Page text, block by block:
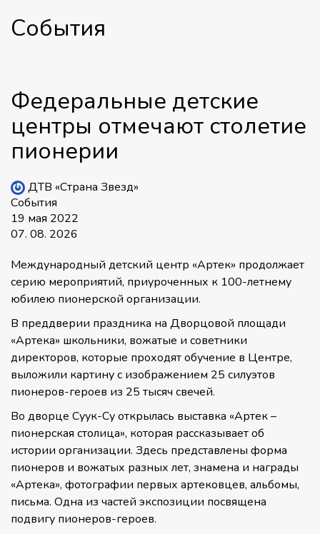
События
Федеральные детские
центры отмечают столетие
пионерии
ДТВ «Страна Звезд»
События
19 мая 2022
07. 08. 2026
Международный детский центр «Артек» продолжает
серию мероприятий, приуроченных к 100-летнему
юбилею пионерской организации.
В преддверии праздника на Дворцовой площади
«Артека» школьники, вожатые и советники
директоров, которые проходят обучение в Центре,
выложили картину с изображением 25 силуэтов
пионеров-героев из 25 тысяч свечей.
Во дворце Суук-Су открылась выставка «Артек –
пионерская столица», которая рассказывает об
истории организации. Здесь представлены форма
пионеров и вожатых разных лет, знамена и награды
«Артека», фотографии первых артековцев, альбомы,
письма. Одна из частей экспозиции посвящена
подвигу пионеров-героев.